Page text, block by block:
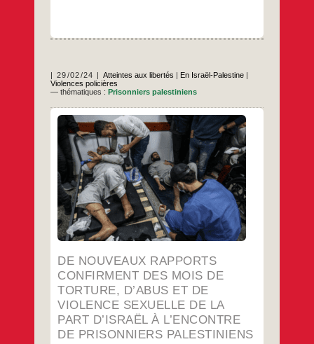
29/02/24 Atteintes aux libertés | En Israël-Palestine|
Violences policières
— thématiques :Prisonniers palestiniens
DE NOUVEAUX RAPPORTS
CONFIRMENT DES MOIS DE
TORTURE, D’ABUS ET DE
VIOLENCE SEXUELLE DE LA
PART D’ISRAËL À L’ENCONTRE
DE PRISONNIERS PALESTINIENS
Depuis des mois, des prisonniers
palestiniens témoignent des tortures qu’ils
subissent de la part des autorités militaires
et pénitentiaires israéliennes. De nouveaux
rapports mettent en lumière les abus, en
particulier les violences sexuelles, perpétrés
dans les centres de détention israéliens. Par
Yumna Patel 27 février 2024 Un groupe de
détenus
…
De
nouveaux
rapports
confirment
mois
de
torture,
d’abus
et
de
violence
sexuelle
de